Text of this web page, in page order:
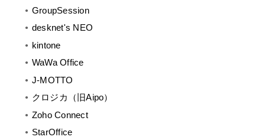
GroupSession
desknet's NEO
kintone
WaWa Office
J-MOTTO
クロジカ（旧Aipo）
Zoho Connect
StarOffice